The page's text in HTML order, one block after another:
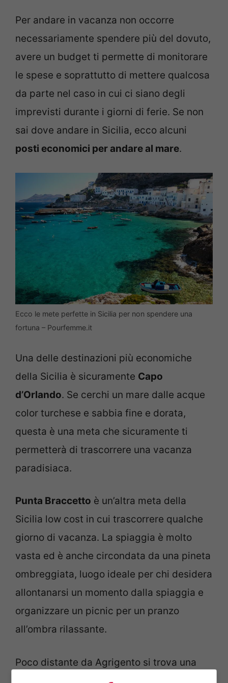
Per andare in vacanza non occorre
necessariamente spendere più del dovuto,
avere un budget ti permette di monitorare
le spese e soprattutto di mettere qualcosa
da parte nel caso in cui ci siano degli
imprevisti durante i giorni di ferie. Se non
sai dove andare in Sicilia, ecco alcuni
posti economici per andare al mare.
Ecco le mete perfette in Sicilia per non spendere una
fortuna – Pourfemme.it
Una delle destinazioni più economiche
della Sicilia è sicuramente Capo
d’Orlando. Se cerchi un mare dalle acque
color turchese e sabbia fine e dorata,
questa è una meta che sicuramente ti
permetterà di trascorrere una vacanza
paradisiaca.
Punta Braccetto è un’altra meta della
Sicilia low cost in cui trascorrere qualche
giorno di vacanza. La spiaggia è molto
vasta ed è anche circondata da una pineta
ombreggiata, luogo ideale per chi desidera
allontanarsi un momento dalla spiaggia e
organizzare un picnic per un pranzo
all’ombra rilassante.
Poco distante da Agrigento si trova una
meta molto ambita nel periodo estivo, è